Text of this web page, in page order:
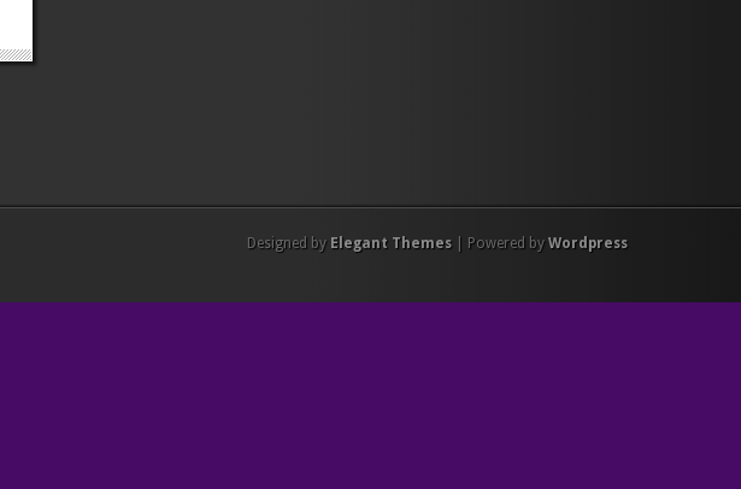
Designed by Elegant Themes| Powered by Wordpress